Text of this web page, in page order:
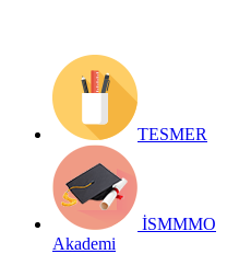
TESMER
İSMMMO
Akademi